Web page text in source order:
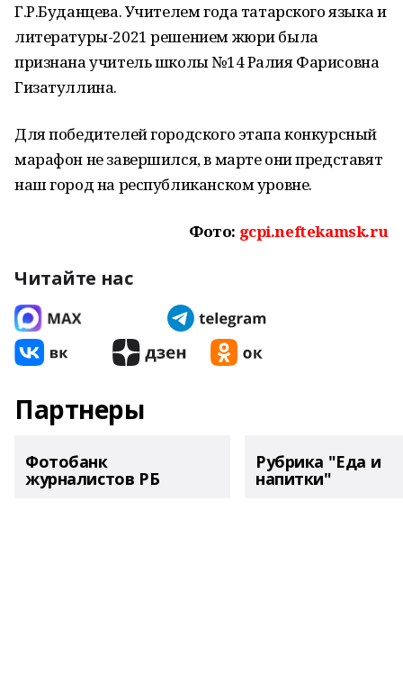
Г.Р.Буданцева. Учителем года татарского языка и
литературы-2021 решением жюри была
признана учитель школы №14 Ралия Фарисовна
Гизатуллина.
Для победителей городского этапа конкурсный
марафон не завершился, в марте они представят
наш город на республиканском уровне.
Фото: gcpi.neftekamsk.ru
Читайте нас
Партнеры
Фотобанк
журналистов РБ
Рубрика "Еда и
напитки"